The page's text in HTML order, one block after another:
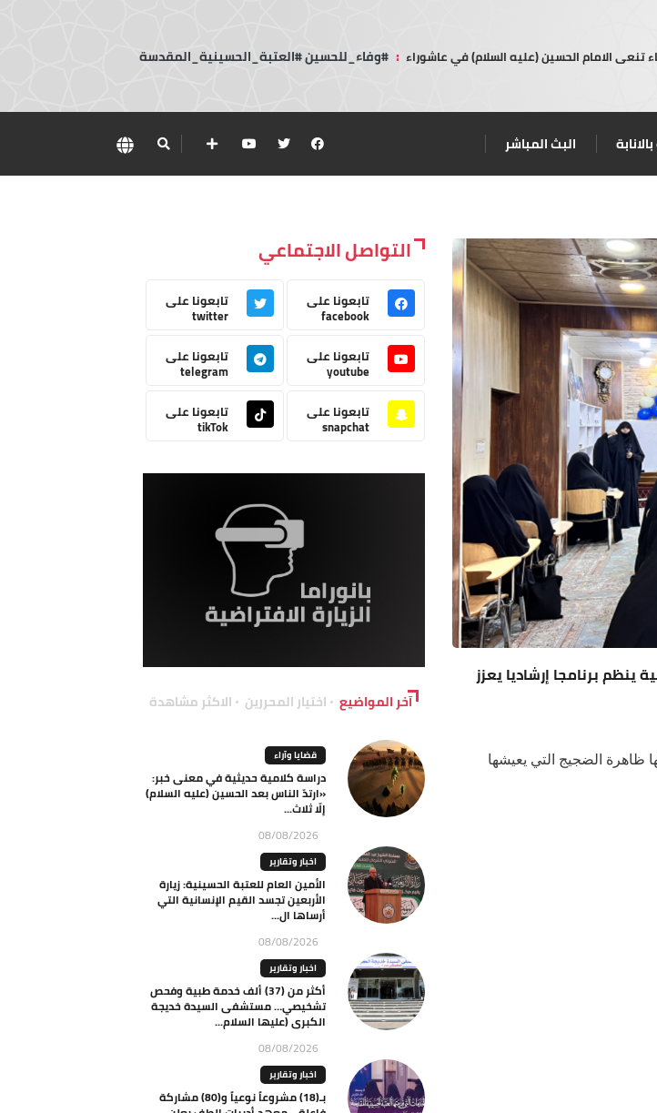
تنعى الامام الحسين (عليه السلام) في عاشوراء : #وفاء_للحسين #العتبة_الحسينية_المقدسة
البث المباشر
برنامجا إرشاديا يعزز
ظاهرة الضجيج التي يعيشها
التواصل الاجتماعي
تابعونا على
facebook
تابعونا على
twitter
تابعونا على
youtube
تابعونا على
telegram
تابعونا على
snapchat
تابعونا على
tikTok
آخر المواضيع اختيار المحررين الاكثر مشاهدة
قضايا وآراء
دراسة كلامية حديثية في معنى خبر:
«ارتدّ الناس بعد الحسين (عليه السلام)
إلّا ثلاث...
08/08/2026
اخبار وتقارير
الأمين العام للعتبة الحسينية: زيارة
الأربعين تجسد القيم الإنسانية التي
أرساها ال...
08/08/2026
اخبار وتقارير
أكثر من (37) ألف خدمة طبية وفحص
تشخيصي… مستشفى السيدة خديجة
الكبرى (عليها السلام...
08/08/2026
اخبار وتقارير
بـ(18) مشروعاً نوعياً و(80) مشاركة